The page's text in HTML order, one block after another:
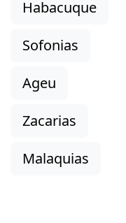
Habacuque
Sofonias
Ageu
Zacarias
Malaquias